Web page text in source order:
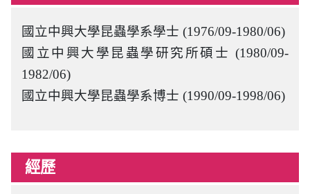
國立中興大學昆蟲學系學士 (1976/09-1980/06)
國立中興大學昆蟲學研究所碩士 (1980/09-
1982/06)
國立中興大學昆蟲學系博士 (1990/09-1998/06)
經歷